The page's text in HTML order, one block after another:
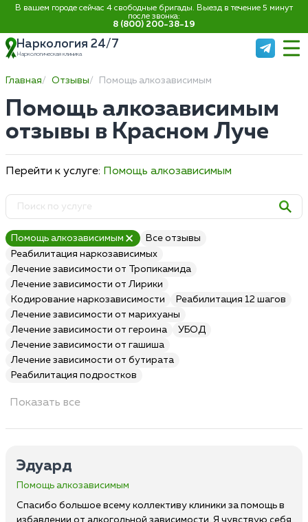
В вашем городе сейчас 4 свободные бригады. Выезд в течение 5 минут
после звонка:
8 (800) 200-38-19
Наркология 24/7
Наркологическая клиника
Главная Отзывы Помощь алкозависимым
Помощь алкозависимым
отзывы в Красном Луче
Перейти к услуге: Помощь алкозависимым
Помощь алкозависимым
Все отзывы
Реабилитация наркозависимых
Лечение зависимости от Тропикамида
Лечение зависимости от Лирики
Кодирование наркозависимости
Реабилитация 12 шагов
Лечение зависимости от марихуаны
Лечение зависимости от героина
УБОД
Лечение зависимости от гашиша
Лечение зависимости от бутирата
Реабилитация подростков
Показать все
Эдуард
Помощь алкозависимым
Спасибо большое всему коллективу клиники за помощь в
избавлении от алкогольной зависимости. Я чувствую себя